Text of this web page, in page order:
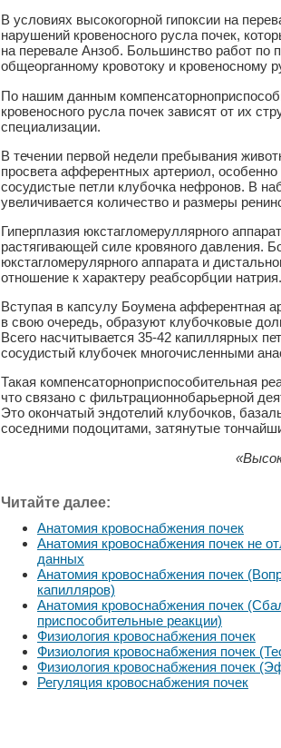
В условиях высокогорной гипоксии на
нарушений кровеносного русла почек,
на перевале Анзоб. Большинство работ по
общеорганному кровотоку и кровеносному
По нашим данным
кровеносного русла почек зависят от их
специализации.
В течении первой недели пребывания
просвета афферентных артериол,
сосудистые петли клубочка нефронов. В
увеличивается количество и размеры
Гиперплазия юкстагломеруллярного
растягивающей силе кровяного давления.
юкстагломерулярного аппарата и
отношение к характеру реабсорбции натрия.
Вступая в капсулу Боумена афферентная
в свою очередь, образуют клубочковые
Всего насчитывается 35-42 капиллярных
сосудистый клубочек многочисленными
Такая компенсаторноприспособительная
что связано с фильтрационнобарьерной
Это окончатый эндотелий клубочков,
соседними подоцитами, затянутые
Читайте далее:
Анатомия кровоснабжения почек
Анатомия кровоснабжения почек не
данных
Анатомия кровоснабжения почек
капилляров)
Анатомия кровоснабжения почек
приспособительные реакции)
Физиология кровоснабжения почек
Физиология кровоснабжения почек
Физиология кровоснабжения почек
Регуляция кровоснабжения почек